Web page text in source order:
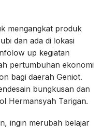
mengangkat produk
dan ada di lokasi
up kegiatan
pertumbuhan ekonomi
bagi daerah Geniot.
bungkusan dan
Hermansyah Tarigan.
ingin merubah belajar